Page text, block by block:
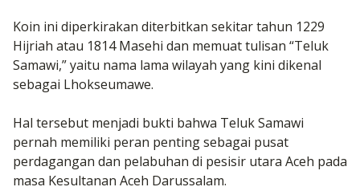
Koin ini diperkirakan diterbitkan sekitar tahun 1229
Hijriah atau 1814 Masehi dan memuat tulisan “Teluk
Samawi,” yaitu nama lama wilayah yang kini dikenal
sebagai Lhokseumawe.
Hal tersebut menjadi bukti bahwa Teluk Samawi
pernah memiliki peran penting sebagai pusat
perdagangan dan pelabuhan di pesisir utara Aceh pada
masa Kesultanan Aceh Darussalam.